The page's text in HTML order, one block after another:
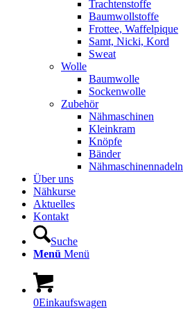
Trachtenstoffe
Baumwollstoffe
Frottee, Waffelpique
Samt, Nicki, Kord
Sweat
Wolle
Baumwolle
Sockenwolle
Zubehör
Nähmaschinen
Kleinkram
Knöpfe
Bänder
Nähmaschinennadeln
Über uns
Nähkurse
Aktuelles
Kontakt
Suche
Menü Menü
0Einkaufswagen